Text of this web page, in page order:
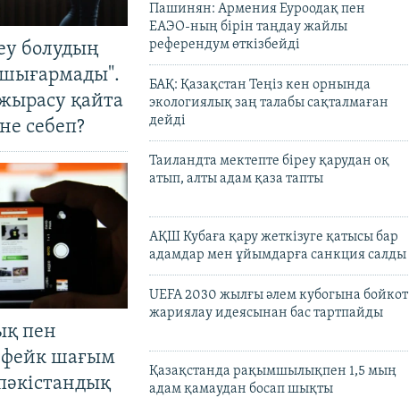
болудың
қайта
себеп?
пен
шағым
Пашинян: Армения Еуроодақ пен
ЕАЭО-ның бірін таңдау жайлы
референдум өткізбейді
БАҚ: Қазақстан Теңіз кен орнында
экологиялық заң талабы сақталмаған
дейді
Таиландта мектепте біреу қарудан оқ
атып, алты адам қаза тапты
АҚШ Кубаға қару жеткізуге қатысы бар
адамдар мен ұйымдарға санкция салды
UEFA 2030 жылғы әлем кубогына бойкот
жариялау идеясынан бас тартпайды
Қазақстанда рақымшылықпен 1,5 мың
адам қамаудан босап шықты